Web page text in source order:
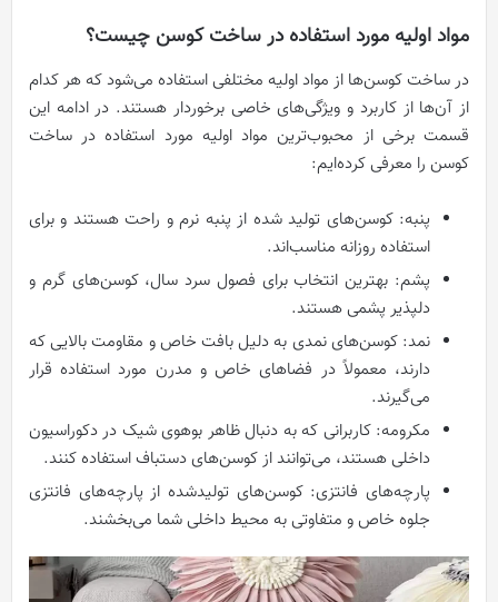
مواد اولیه مورد استفاده در ساخت کوسن چیست؟
در ساخت کوسن‌ها از مواد اولیه مختلفی استفاده می‌شود که هر کدام
از آن‌ها از کاربرد و ویژگی‌های خاصی برخوردار هستند. در ادامه این
قسمت برخی از محبوب‌ترین مواد اولیه مورد استفاده در ساخت
کوسن را معرفی کرده‌ایم:
پنبه: کوسن‌های تولید شده از پنبه نرم و راحت هستند و برای
استفاده روزانه مناسب‌اند.
پشم: بهترین انتخاب برای فصول سرد سال، کوسن‌های گرم و
دلپذیر پشمی هستند.
نمد: کوسن‌های نمدی به دلیل بافت خاص و مقاومت بالایی که
دارند، معمولاً در فضاهای خاص و مدرن مورد استفاده قرار
می‌گیرند.
مکرومه: کاربرانی که به دنبال ظاهر بوهوی شیک در دکوراسیون
داخلی هستند، می‌توانند از کوسن‌های دستباف استفاده کنند.
پارچه‌های فانتزی: کوسن‌های تولیدشده از پارچه‌های فانتزی
جلوه خاص و متفاوتی به محیط داخلی شما می‌بخشند.